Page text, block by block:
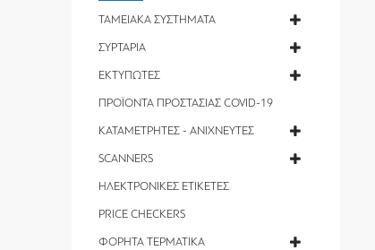
ΤΑΜΕΙΑΚΑ ΣΥΣΤΗΜΑΤΑ
ΣΥΡΤΑΡΙΑ
ΕΚΤΥΠΩΤΕΣ
ΠΡΟΪΟΝΤΑ ΠΡΟΣΤΑΣΙΑΣ COVID-19
ΚΑΤΑΜΕΤΡΗΤΕΣ - ΑΝΙΧΝΕΥΤΕΣ
SCANNERS
ΗΛΕΚΤΡΟΝΙΚΕΣ ΕΤΙΚΕΤΕΣ
PRICE CHECKERS
ΦΟΡΗΤΑ ΤΕΡΜΑΤΙΚΑ